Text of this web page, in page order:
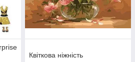
Квіткова ніжність